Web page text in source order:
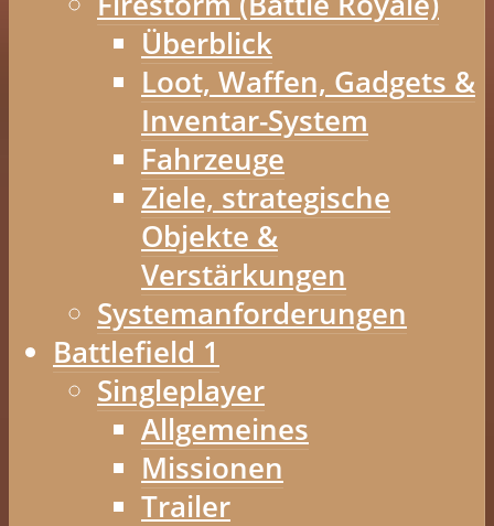
Überblick
Loot, Waffen, Gadgets &
Inventar-System
Fahrzeuge
Ziele, strategische
Objekte &
Verstärkungen
Systemanforderungen
Battlefield 1
Singleplayer
Allgemeines
Missionen
Trailer